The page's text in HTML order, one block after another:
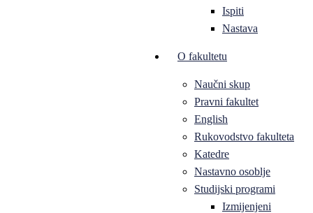
Ispiti
Nastava
O fakultetu
Naučni skup
Pravni fakultet
English
Rukovodstvo fakulteta
Katedre
Nastavno osoblje
Studijski programi
Izmijenjeni